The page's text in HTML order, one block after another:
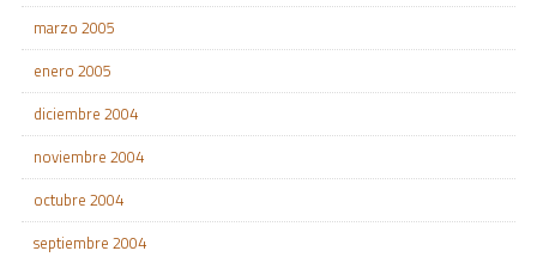
marzo 2005
enero 2005
diciembre 2004
noviembre 2004
octubre 2004
septiembre 2004